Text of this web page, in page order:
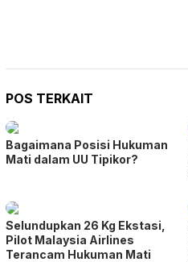
POS TERKAIT
Bagaimana Posisi Hukuman
Mati dalam UU Tipikor?
Selundupkan 26 Kg Ekstasi,
Pilot Malaysia Airlines
Terancam Hukuman Mati